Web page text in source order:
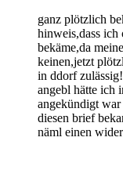
ganz plötzlich
hinweis,dass ich
bekäme,da
keinen,jetzt
in ddorf
angebl hätte ich
angekündigt war
diesen brief
näml einen